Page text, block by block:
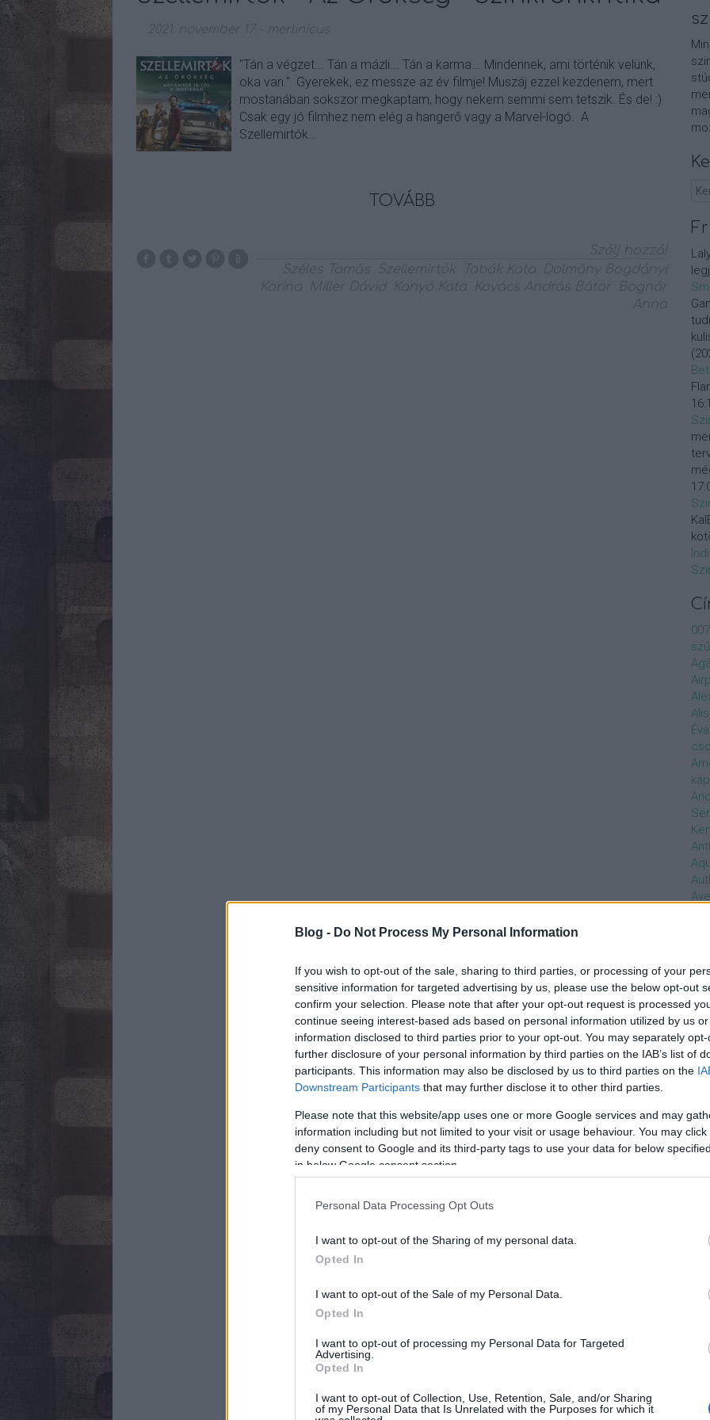
Blog - Do Not Process My Personal Information
If you wish to opt-out of the sale, sharing to third parties, or processing of your
sensitive information for targeted advertising by us, please use the below opt-out
confirm your selection. Please note that after your opt-out request is processed
continue seeing interest-based ads based on personal information utilized by us
information disclosed to third parties prior to your opt-out. You may separately
further disclosure of your personal information by third parties on the IAB’s list of
participants. This information may also be disclosed by us to third parties on the
Downstream Participants that may further disclose it to other third parties.
Please note that this website/app uses one or more Google services and may
information including but not limited to your visit or usage behaviour. You may
deny consent to Google and its third-party tags to use your data for below
in below Google consent section.
Personal Data Processing Opt Outs
I want to opt-out of the Sharing of my personal data.
Opted In
I want to opt-out of the Sale of my Personal Data.
Opted In
I want to opt-out of processing my Personal Data for Targeted
Advertising.
Opted In
I want to opt-out of Collection, Use, Retention, Sale, and/or Sharing
of my Personal Data that Is Unrelated with the Purposes for which it
2021. november 17. merlinicus
"Tán a végzet... Tán a mázli... Tán a karma... Mindennek, ami történik velünk,
oka van." Gyerekek, ez messze az év filmje! Muszáj ezzel kezdenem, mert
mostanában sokszor megkaptam, hogy nekem semmi sem tetszik. És de! :)
Csak egy jó filmhez nem elég a hangerő vagy a Marvel-logó. A
Szellemirtók…
TOVÁBB
Szólj hozzá!
Széles Tamás
Szellemirtók Tabák Kata
Dolmány Bogdányi
Korina
Miller Dávid Kanyó Kata Kovács András Bátor
Bognár
Anna
(
007
Éva